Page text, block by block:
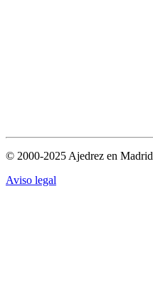
© 2000-2025 Ajedrez en Madrid
Aviso legal